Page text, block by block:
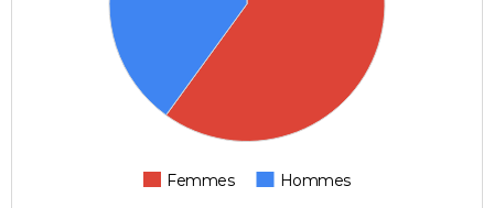
Femmes Hommes